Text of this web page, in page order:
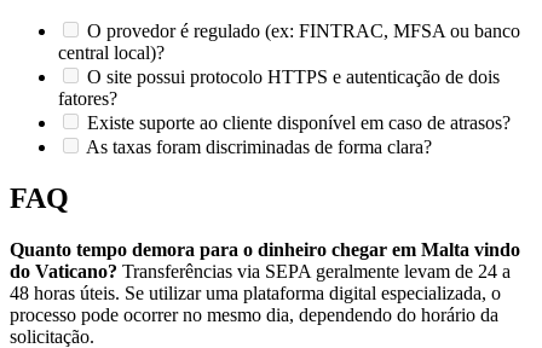
O provedor é regulado (ex: FINTRAC, MFSA ou banco
central local)?
O site possui protocolo HTTPS e autenticação de dois
fatores?
Existe suporte ao cliente disponível em caso de atrasos?
As taxas foram discriminadas de forma clara?
FAQ
Quanto tempo demora para o dinheiro chegar em Malta vindo
do Vaticano? Transferências via SEPA geralmente levam de 24 a
48 horas úteis. Se utilizar uma plataforma digital especializada, o
processo pode ocorrer no mesmo dia, dependendo do horário da
solicitação.